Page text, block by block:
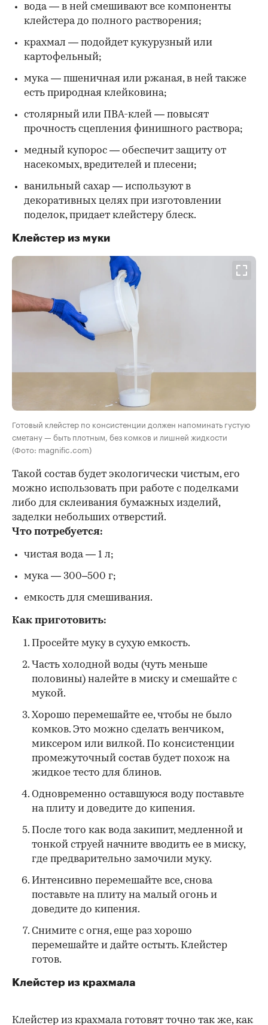
вода — в ней смешивают все компоненты
клейстера до полного растворения;
крахмал — подойдет кукурузный или
картофельный;
мука — пшеничная или ржаная, в ней также
есть природная клейковина;
столярный или ПВА-клей — повысят
прочность сцепления финишного раствора;
медный купорос — обеспечит защиту от
насекомых, вредителей и плесени;
ванильный сахар — используют в
декоративных целях при изготовлении
поделок, придает клейстеру блеск.
Клейстер из муки
Готовый клейстер по консистенции должен напоминать густую
сметану — быть плотным, без комков и лишней жидкости
(Фото: magnific.com)
Такой состав будет экологически чистым, его
можно использовать при работе с поделками
либо для склеивания бумажных изделий,
заделки небольших отверстий.
Что потребуется:
чистая вода — 1 л;
мука — 300–500 г;
емкость для смешивания.
Как приготовить:
Просейте муку в сухую емкость.
Часть холодной воды (чуть меньше
половины) налейте в миску и смешайте с
мукой.
Хорошо перемешайте ее, чтобы не было
комков. Это можно сделать венчиком,
миксером или вилкой. По консистенции
промежуточный состав будет похож на
жидкое тесто для блинов.
Одновременно оставшуюся воду поставьте
на плиту и доведите до кипения.
После того как вода закипит, медленной и
тонкой струей начните вводить ее в миску,
где предварительно замочили муку.
Интенсивно перемешайте все, снова
поставьте на плиту на малый огонь и
доведите до кипения.
Снимите с огня, еще раз хорошо
перемешайте и дайте остыть. Клейстер
готов.
Клейстер из крахмала
Клейстер из крахмала готовят точно так же, как